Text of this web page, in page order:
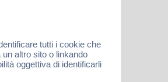
tutti i cookie che
altro sito o linkando
oggettiva di identificarli